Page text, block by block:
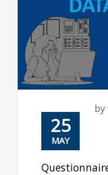
25
MAY
by